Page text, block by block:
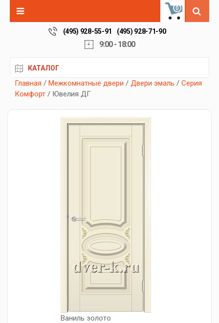
0
(495) 928-55-91 (495) 928-71-90
9:00 - 18:00
КАТАЛОГ
Главная / Межкомнатные двери / Двери эмаль / Серия
Комфорт / Ювелия ДГ
Ваниль золото